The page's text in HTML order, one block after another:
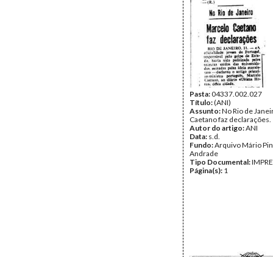
Pasta:04337.002.027
Título:(ANI)
Assunto:No Rio de
Caetano faz declarações.
Autor do artigo:ANI
Data: s.d.
Fundo:Arquivo Mário
Andrade
Tipo Documental:
Página(s): 1